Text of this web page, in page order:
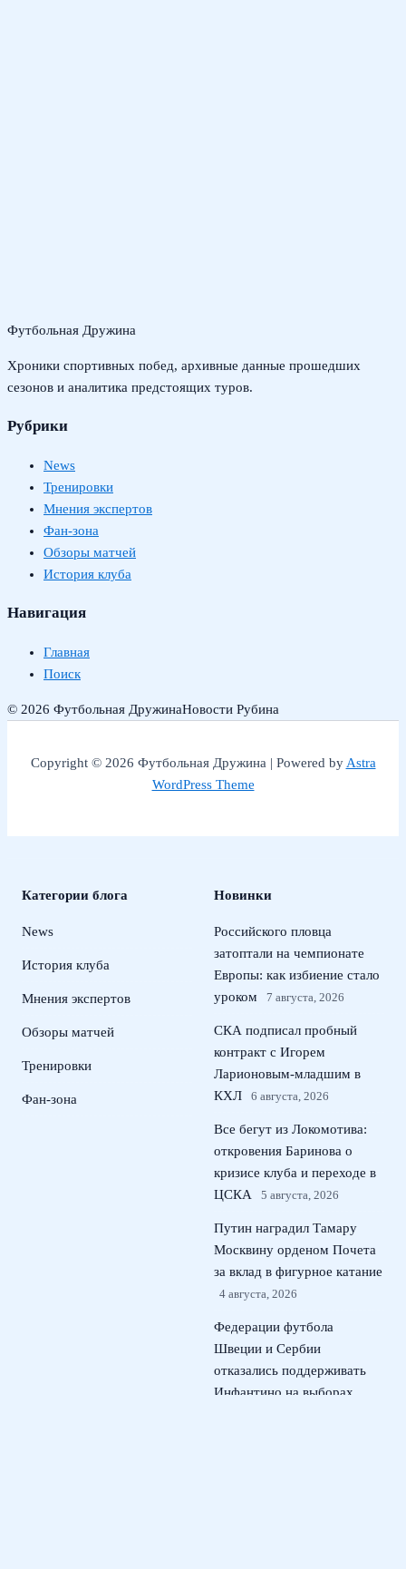
Футбольная Дружина
Хроники спортивных побед, архивные данные прошедших
сезонов и аналитика предстоящих туров.
Рубрики
News
Тренировки
Мнения экспертов
Фан-зона
Обзоры матчей
История клуба
Навигация
Главная
Поиск
© 2026 Футбольная ДружинаНовости Рубина
Copyright © 2026 Футбольная Дружина | Powered byAstra
WordPress Theme
Категории блога
News
История клуба
Мнения экспертов
Обзоры матчей
Тренировки
Фан-зона
Новинки
Российского пловца
затоптали на чемпионате
Европы: как избиение стало
уроком
7 августа, 2026
СКА подписал пробный
контракт с Игорем
Ларионовым‑младшим в
КХЛ
6 августа, 2026
Все бегут из Локомотива:
откровения Баринова о
кризисе клуба и переходе в
ЦСКА
5 августа, 2026
Путин наградил Тамару
Москвину орденом Почета
за вклад в фигурное катание
4 августа, 2026
Федерации футбола
Швеции и Сербии
отказались поддерживать
Инфантино на выборах